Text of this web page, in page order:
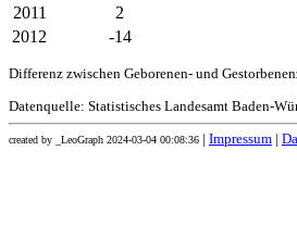
2011
2
2012
-14
Differenz zwischen Geborenen- und
Datenquelle: Statistisches Landesamt Baden-
created by _LeoGraph 2024-03-04 00:08:36 Impressum